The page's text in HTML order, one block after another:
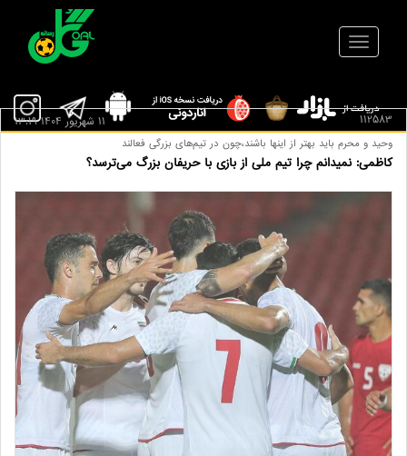
وحید و محرم باید بهتر از اینها باشند،چون در تیم‌های بزرگی فعالند
112583
کاظمی: نمیدانم چرا تیم ملی از بازی با حریفان بزرگ می‌ترسد؟
11 شهريور 1404 13:19